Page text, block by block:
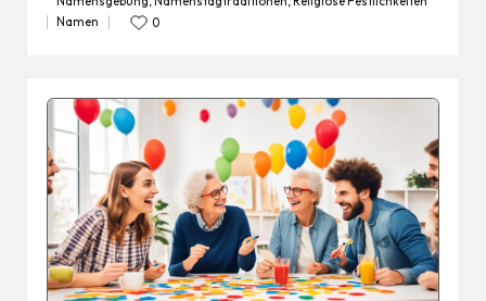
Posted
Namen 0